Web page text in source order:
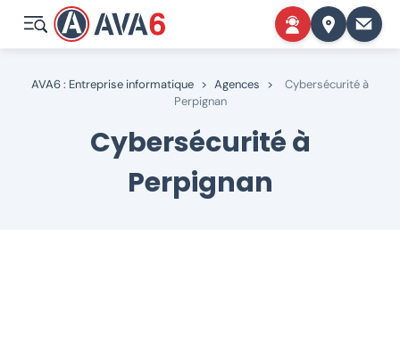
AVA6 : Entreprise informatique > Agences >
Cybersécurité à
Perpignan
Cybersécurité à
Perpignan